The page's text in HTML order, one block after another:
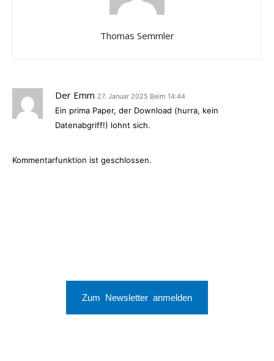
Thomas Semmler
Der Emm 27. Januar 2025 Beim 14:44
Ein prima Paper, der Download (hurra, kein
Datenabgriff!) lohnt sich.
Kommentarfunktion ist geschlossen.
Zum Newsletter anmelden